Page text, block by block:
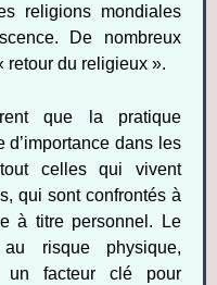
religions mondiales
De nombreux
retour du religieux ».
que la pratique
d’importance dans les
celles qui vivent
qui sont confrontés à
à titre personnel. Le
risque physique,
un facteur clé pour